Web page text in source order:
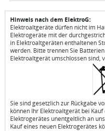
Hinweis nach dem ElektroG:
Elektroaltgeräte dürfen nicht im
Elektrogeräte mit der
in Elektroaltgeräten enthaltenen
werden. Bitte trennen Sie
Elektroaltgerät umschlossen sind,
Sie sind gesetzlich zur Rückgabe
können Ihr Elektroaltgerät bei
Elektrogerätes unentgeltlich an
Kauf eines neuen Elektrogerätes